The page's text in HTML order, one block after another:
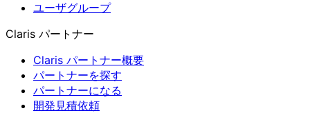
ユーザグループ
Claris パートナー
Claris パートナー概要
パートナーを探す
パートナーになる
開発見積依頼